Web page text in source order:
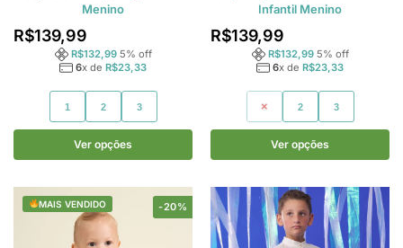
Menino
R$139,99
R$132,99 5% off
6x de R$23,33
1 2 3
Ver opções
Infantil Menino
R$139,99
R$132,99 5% off
6x de R$23,33
1 2 3
Ver opções
-20%
MAIS VENDIDO